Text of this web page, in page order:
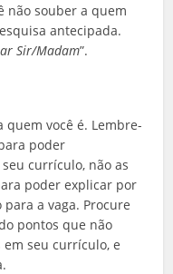
não souber a quem
antecipada.
Sir/Madam”.
quem você é. Lembre-
poder
currículo, não as
poder explicar por
a vaga. Procure
pontos que não
seu currículo, e